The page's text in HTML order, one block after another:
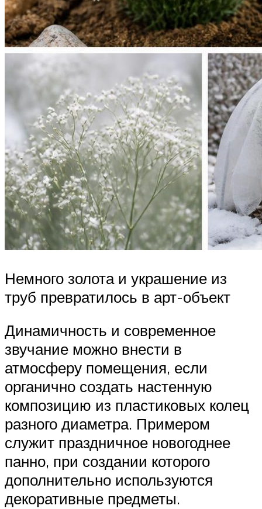
Немного золота и украшение из
труб превратилось в арт-объект
Динамичность и современное
звучание можно внести в
атмосферу помещения, если
органично создать настенную
композицию из пластиковых колец
разного диаметра. Примером
служит праздничное новогоднее
панно, при создании которого
дополнительно используются
декоративные предметы.